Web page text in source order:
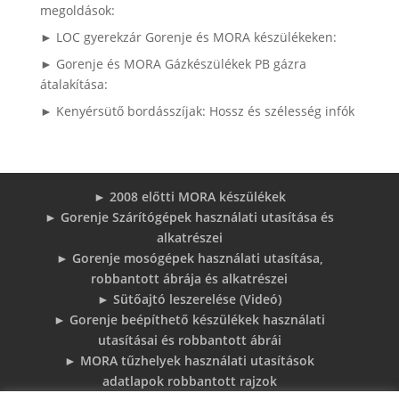
megoldások:
► LOC gyerekzár Gorenje és MORA készülékeken:
► Gorenje és MORA Gázkészülékek PB gázra
átalakítása:
► Kenyérsütő bordásszíjak: Hossz és szélesség infók
► 2008 előtti MORA készülékek
► Gorenje Szárítógépek használati utasítása és
alkatrészei
► Gorenje mosógépek használati utasítása,
robbantott ábrája és alkatrészei
► Sütőajtó leszerelése (Videó)
► Gorenje beépíthető készülékek használati
utasításai és robbantott ábrái
► MORA tűzhelyek használati utasítások
adatlapok robbantott rajzok